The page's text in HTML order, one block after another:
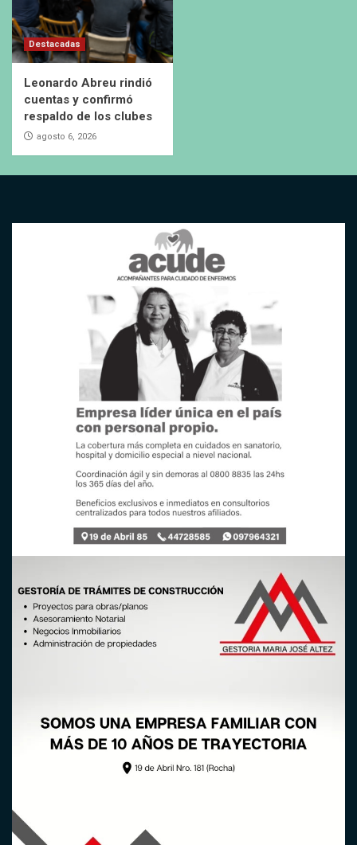
Destacadas
Leonardo Abreu rindió
cuentas y confirmó
respaldo de los clubes
agosto 6, 2026